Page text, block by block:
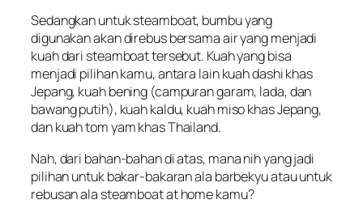
Sedangkan untuk steamboat, bumbu yang
digunakan akan direbus bersama air yang menjadi
kuah dari steamboat tersebut. Kuah yang bisa
menjadi pilihan kamu, antara lain kuah dashi khas
Jepang, kuah bening (campuran garam, lada, dan
bawang putih), kuah kaldu, kuah miso khas Jepang,
dan kuah tom yam khas Thailand.
Nah, dari bahan-bahan di atas, mana nih yang jadi
pilihan untuk bakar-bakaran ala barbekyu atau untuk
rebusan ala steamboatat homekamu?